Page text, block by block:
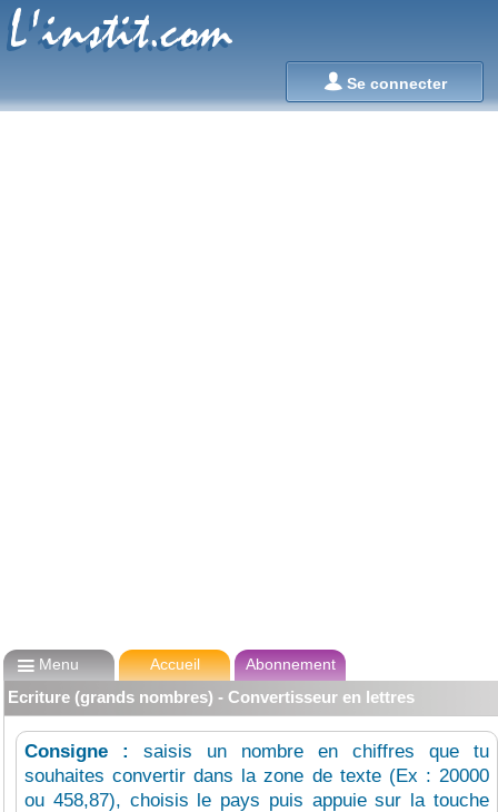
Se connecter
L'instit.com
L'instit.com
Menu Accueil Abonnement
Ecriture (grands nombres) - Convertisseur en lettres
Consigne : saisis un nombre en chiffres que tu
souhaites convertir dans la zone de texte (Ex : 20000
ou 458,87), choisis le pays puis appuie sur la touche